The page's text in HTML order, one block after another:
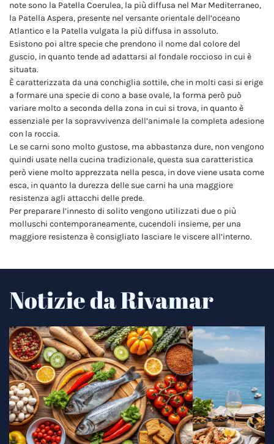
note sono la Patella Coerulea, la più diffusa nel Mar Mediterraneo,
la Patella Aspera, presente nel versante orientale dell’oceano
Atlantico e la Patella vulgata la più diffusa in assoluto.
Esistono poi altre specie che prendono il nome dal colore del
guscio, in quanto tende ad adattarsi al fondale roccioso in cui è
situata.
È caratterizzata da una conchiglia sottile, che in molti casi si erige
a formare una specie di cono a base ovale, la forma però può
variare molto a seconda della zona in cui si trova, in quanto è
essenziale per la sopravvivenza dell’animale la completa adesione
con la roccia.
Le se carni sono molto gustose, ma abbastanza dure, non vengono
quindi usate nella cucina tradizionale, questa sua caratteristica
però viene molto apprezzata nella pesca, in dove viene usata come
esca, in quanto la durezza delle sue carni ha una maggiore
resistenza agli attacchi delle prede.
Per preparare l’innesto di solito vengono utilizzati due o più
molluschi contemporaneamente, cucendoli insieme, per una
maggiore resistenza è consigliato lasciare le viscere all’interno.
Notizie da Rivamar